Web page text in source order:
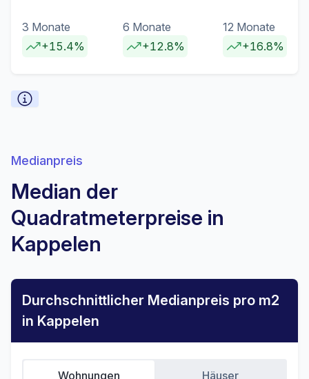
3 Monate
+15.4%
6 Monate
+12.8%
12 Monate
+16.8%
Medianpreis
Median der
Quadratmeterpreise in
Kappelen
Durchschnittlicher Medianpreis pro m2
in Kappelen
Wohnungen Häuser